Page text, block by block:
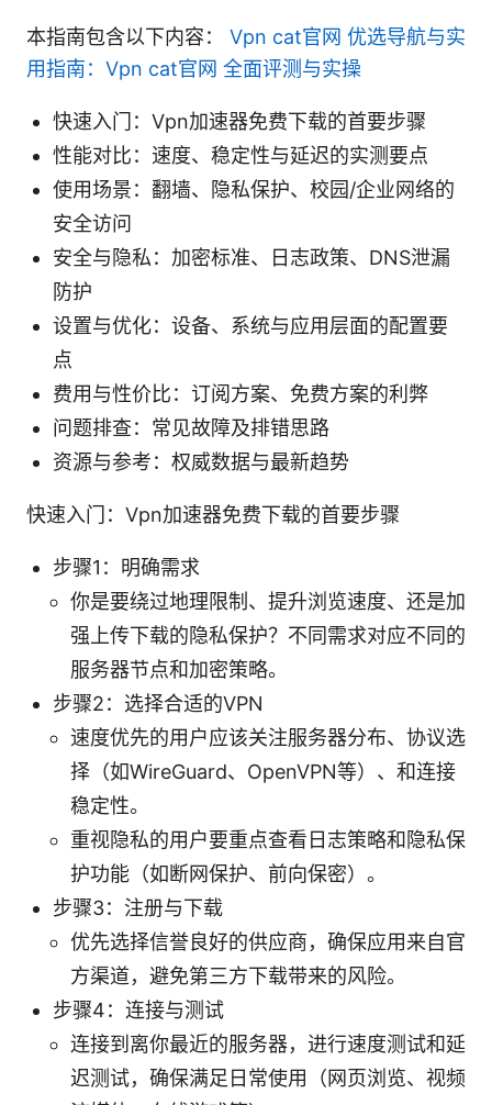
本指南包含以下内容： Vpn cat官网 优选导航与实
用指南：Vpn cat官网 全面评测与实操
快速入门：Vpn加速器免费下载的首要步骤
性能对比：速度、稳定性与延迟的实测要点
使用场景：翻墙、隐私保护、校园/企业网络的
安全访问
安全与隐私：加密标准、日志政策、DNS泄漏
防护
设置与优化：设备、系统与应用层面的配置要
点
费用与性价比：订阅方案、免费方案的利弊
问题排查：常见故障及排错思路
资源与参考：权威数据与最新趋势
快速入门：Vpn加速器免费下载的首要步骤
步骤1：明确需求
你是要绕过地理限制、提升浏览速度、还是加
强上传下载的隐私保护？不同需求对应不同的
服务器节点和加密策略。
步骤2：选择合适的VPN
速度优先的用户应该关注服务器分布、协议选
择（如WireGuard、OpenVPN等）、和连接
稳定性。
重视隐私的用户要重点查看日志策略和隐私保
护功能（如断网保护、前向保密）。
步骤3：注册与下载
优先选择信誉良好的供应商，确保应用来自官
方渠道，避免第三方下载带来的风险。
步骤4：连接与测试
连接到离你最近的服务器，进行速度测试和延
迟测试，确保满足日常使用（网页浏览、视频